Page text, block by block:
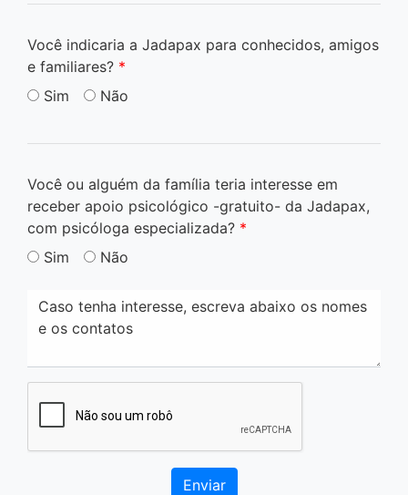
Você indicaria a Jadapax para conhecidos, amigos
e familiares? *
Sim
Não
Você ou alguém da família teria interesse em
receber apoio psicológico -gratuito- da Jadapax,
com psicóloga especializada? *
Sim
Não
Caso tenha interesse, escreva abaixo os nomes
e os contatos
Enviar